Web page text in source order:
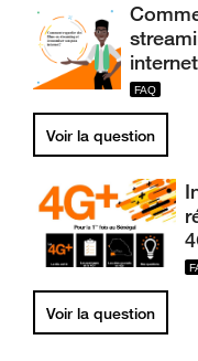
Voir la question
Voir la question